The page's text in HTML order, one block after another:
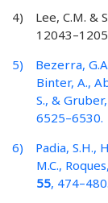
4) Lee, C.M. &
5) Bezerra,
Binter, A.,
S., &
6525–6530.
6) Padia, S.H.,
M.C.,
55, 474–480.